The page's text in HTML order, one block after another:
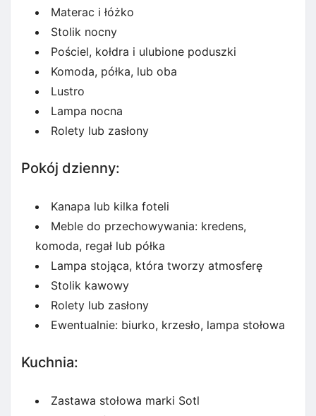
Materac i łóżko
Stolik nocny
Pościel, kołdra i ulubione poduszki
Komoda, półka, lub oba
Lustro
Lampa nocna
Rolety lub zasłony
Pokój dzienny:
Kanapa lub kilka foteli
Meble do przechowywania: kredens,
komoda, regał lub półka
Lampa stojąca, która tworzy atmosferę
Stolik kawowy
Rolety lub zasłony
Ewentualnie: biurko, krzesło, lampa stołowa
Kuchnia:
Zastawa stołowa marki Sotl